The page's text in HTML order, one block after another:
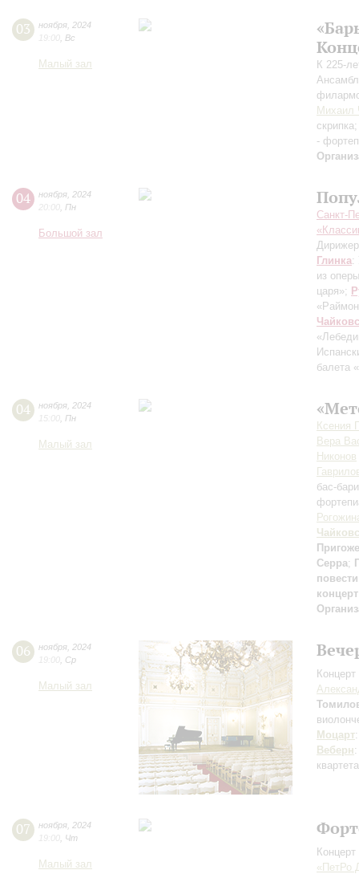
03 ноября 2024
19:00 Вс
Малый зал
К 225-
Михаил
-
04 ноября 2024
20:00 Пн
Большой зал
Санкт-
Глинка:
из
царя»;
балета
04 ноября 2024
15:00 Пн
Малый зал
Ксения
Вера
Никонов
бас-
Серра;
06 ноября 2024
19:00 Ср
Малый зал
Моцарт
Веберн
07 ноября 2024
19:00 Чт
Малый зал
«ПетРо